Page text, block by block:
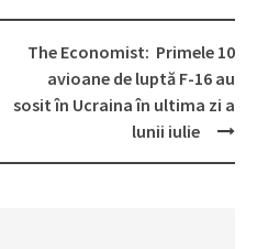
The Economist: Primele 10
avioane de luptă F-16 au
sosit în Ucraina în ultima zi a
lunii iulie